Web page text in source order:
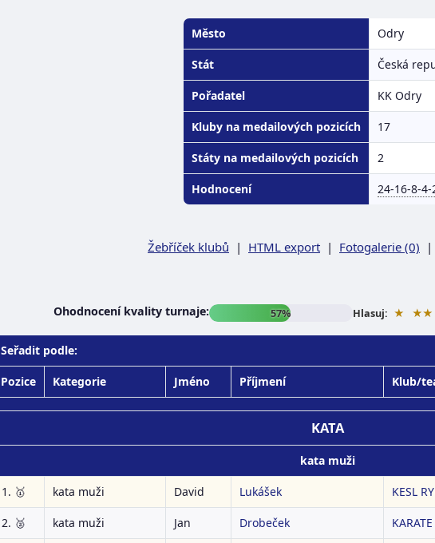
Město Odry
Stát Česká
Pořadatel KK Odry
Kluby na medailových pozicích 17
Státy na medailových pozicích 2
Hodnocení 24-16-8-4-
Žebříček klubů | HTML export | Fotogalerie (0) |
Ohodnocení kvality turnaje: 57% Hlasuj: ★ ★★
Seřadit podle:
Pozice Kategorie Jméno Příjmení Klub/
KATA
kata muži
1. 🥇 kata muži David Lukášek KESL
2. 🥈 kata muži Jan Drobeček